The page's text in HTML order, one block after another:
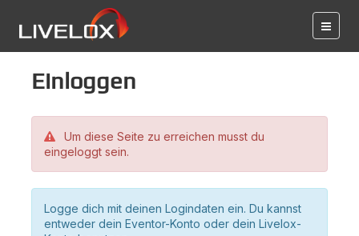
Einloggen
Um diese Seite zu erreichen musst du
eingeloggt sein.
Logge dich mit deinen Logindaten ein. Du kannst
entweder dein Eventor-Konto oder dein Livelox-